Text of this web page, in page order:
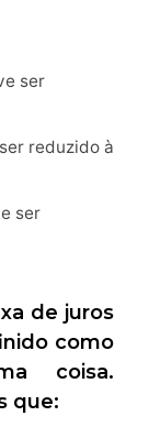
ser
reduzido à
ser
de juros
como
coisa.
que: